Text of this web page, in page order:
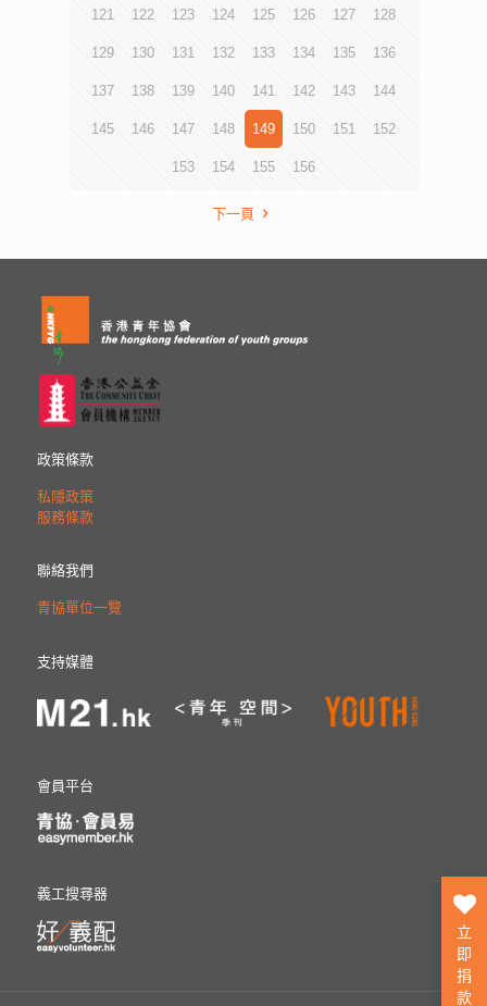
121 122 123 124 125 126 127 128
129 130 131 132 133 134 135 136
137 138 139 140 141 142 143 144
145 146 147 148 149 150 151 152
153 154 155 156
下一頁
政策條款
私隱政策
服務條款
聯絡我們
青協單位一覽
支持媒體
會員平台
義工搜尋器
立
即
捐
款